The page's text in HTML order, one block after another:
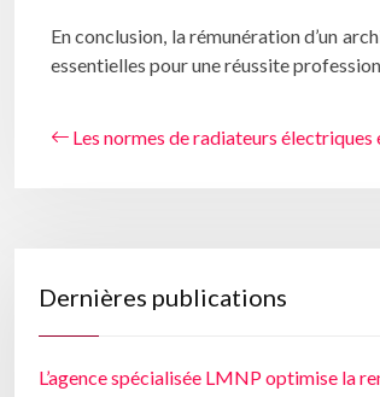
En conclusion, la rémunération d’un
essentielles pour une réussite
Les normes de radiateurs
Dernières publications
L’agence spécialisée LMNP optimise la